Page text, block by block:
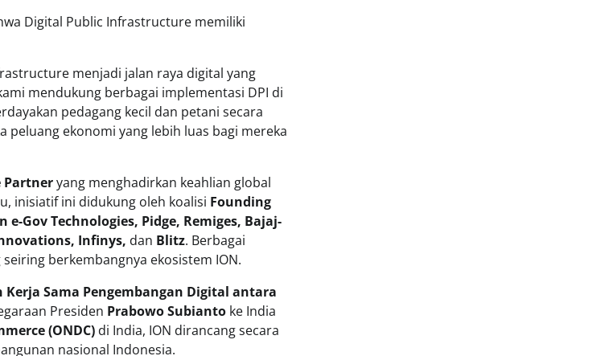
Digital Public Infrastructure memiliki
menjadi jalan raya digital yang
mendukung berbagai implementasi DPI di
pedagang kecil dan petani secara
peluang ekonomi yang lebih luas bagi mereka
Partneryang menghadirkan keahlian global
inisiatif ini didukung oleh koalisi Founding
Gov Technologies, Pidge, Remiges, Bajaj-
Infinys, dan Blitz. Berbagai
berkembangnya ekosistem ION.
Kerja Sama Pengembangan Digital antara
Presiden Prabowo Subianto ke India
(ONDC) di India, ION dirancang secara
nasional Indonesia.